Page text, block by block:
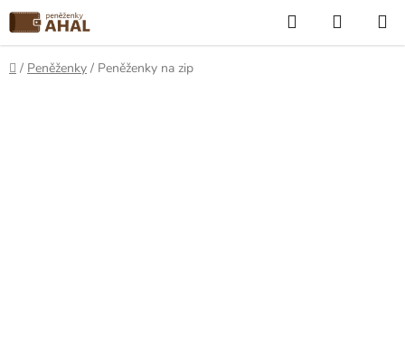
Přejít
na
obsah
Hledat
KOŠÍK
Domů
/ Peněženky / Peněženky na zip